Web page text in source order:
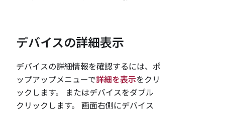
デバイスの詳細表示
デバイスの詳細情報を確認するには、ポ
ップアップメニューで詳細を表示をクリ
ックします。 またはデバイスをダブル
クリックします。 画面右側にデバイス